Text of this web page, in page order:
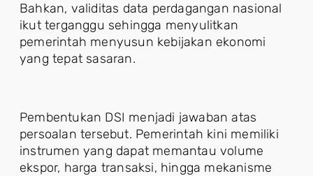
Bahkan, validitas data perdagangan nasional
ikut terganggu sehingga menyulitkan
pemerintah menyusun kebijakan ekonomi
yang tepat sasaran.
Pembentukan DSI menjadi jawaban atas
persoalan tersebut. Pemerintah kini memiliki
instrumen yang dapat memantau volume
ekspor, harga transaksi, hingga mekanisme